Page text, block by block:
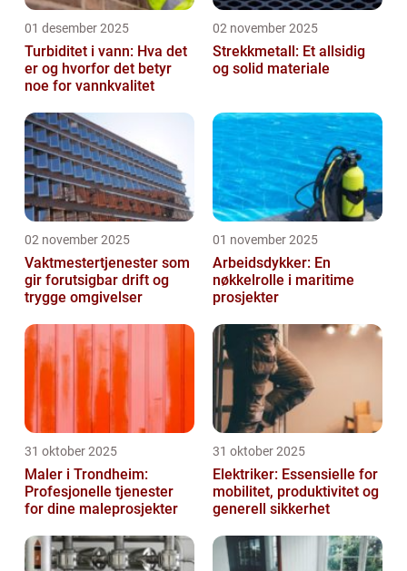
01 desember 2025
Turbiditet i vann: Hva det
er og hvorfor det betyr
noe for vannkvalitet
02 november 2025
Strekkmetall: Et allsidig
og solid materiale
02 november 2025
Vaktmestertjenester som
gir forutsigbar drift og
trygge omgivelser
01 november 2025
Arbeidsdykker: En
nøkkelrolle i maritime
prosjekter
31 oktober 2025
Maler i Trondheim:
Profesjonelle tjenester
for dine maleprosjekter
31 oktober 2025
Elektriker: Essensielle for
mobilitet, produktivitet og
generell sikkerhet